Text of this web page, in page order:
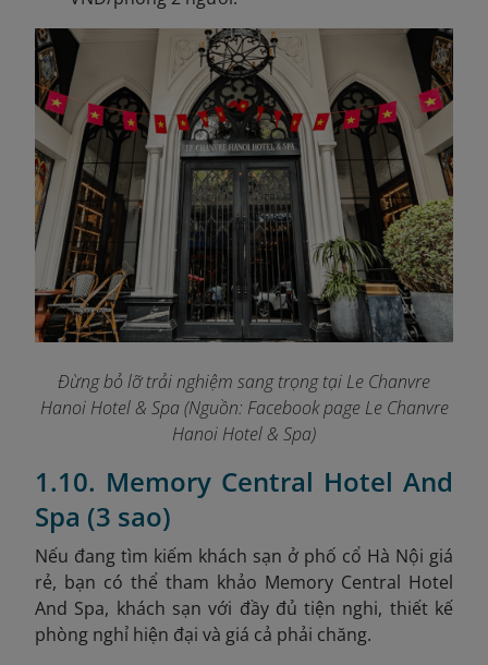
Đừng bỏ lỡ trải nghiệm sang trọng tại Le Chanvre
Hanoi Hotel & Spa (Nguồn: Facebook page Le Chanvre
Hanoi Hotel & Spa)
1.10. Memory Central Hotel And
Spa (3 sao)
Nếu đang tìm kiếm khách sạn ở phố cổ Hà Nội giá
rẻ, bạn có thể tham khảo Memory Central Hotel
And Spa, khách sạn với đầy đủ tiện nghi, thiết kế
phòng nghỉ hiện đại và giá cả phải chăng.